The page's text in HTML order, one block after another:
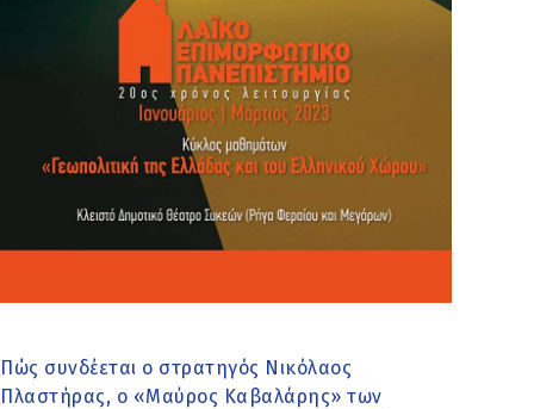
Πώς συνδέεται ο στρατηγός Νικόλαος
Πλαστήρας, ο «Μαύρος Καβαλάρης» των